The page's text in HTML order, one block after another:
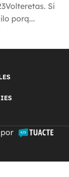
Si
porq...